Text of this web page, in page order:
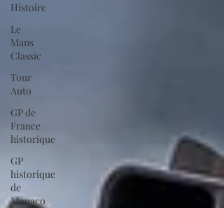
Histoire
Le
Mans
Classic
Tour
Auto
GP de
France
historique
GP
historique
de
Monaco